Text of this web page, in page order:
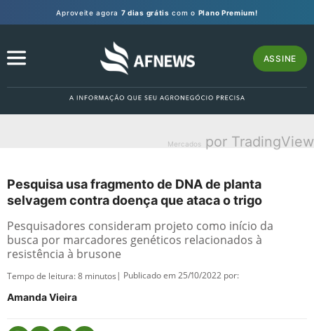
Aproveite agora 7 dias grátis com o Plano Premium!
ASSINE
Mercados por TradingView
Pesquisa usa fragmento de DNA de planta
selvagem contra doença que ataca o trigo
Pesquisadores consideram projeto como início da
busca por marcadores genéticos relacionados à
resistência à brusone
Tempo de leitura:8 minutos | Publicado em 25/10/2022 por:
Amanda Vieira